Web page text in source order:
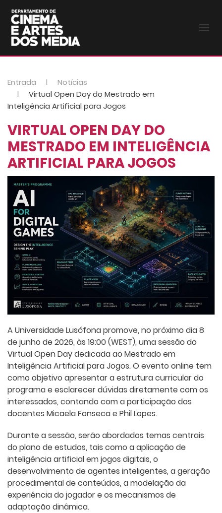
Entrada
Notícias
Virtual Open Day do Mestrado em
Inteligência Artificial para Jogos
VIRTUAL OPEN DAY DO
MESTRADO EM INTELIGÊNCIA
ARTIFICIAL PARA JOGOS
A Universidade Lusófona promove, no próximo dia 8
de junho de 2026, às 19:00 (WEST), uma sessão do
Virtual Open Day dedicada ao Mestrado em
Inteligência Artificial para Jogos. O evento online tem
como objetivo apresentar a estrutura curricular do
programa e esclarecer dúvidas diretamente com os
interessados, contando com a participação dos
docentes Micaela Fonseca e Phil Lopes.
Durante a sessão, serão abordados temas centrais
do plano de estudos, tais como a aplicação de
inteligência artificial em jogos digitais, o
desenvolvimento de agentes inteligentes, a geração
procedimental de conteúdos, a modelação da
experiência do jogador e os mecanismos de
adaptação dinâmica.